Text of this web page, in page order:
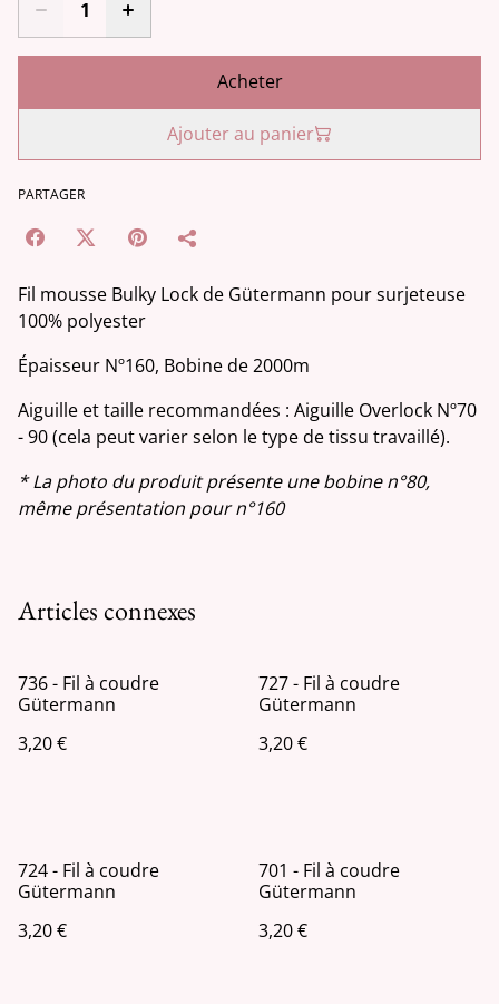
Acheter
Ajouter au panier
PARTAGER
Fil mousse Bulky Lock de Gütermann pour surjeteuse
100% polyester
Épaisseur Nº160, Bobine de 2000m
Aiguille et taille recommandées : Aiguille Overlock Nº70
- 90 (cela peut varier selon le type de tissu travaillé).
* La photo du produit présente une bobine n°80,
même présentation pour n°160
Articles connexes
736 - Fil à coudre
Gütermann
3,20 €
727 - Fil à coudre
Gütermann
3,20 €
724 - Fil à coudre
Gütermann
3,20 €
701 - Fil à coudre
Gütermann
3,20 €